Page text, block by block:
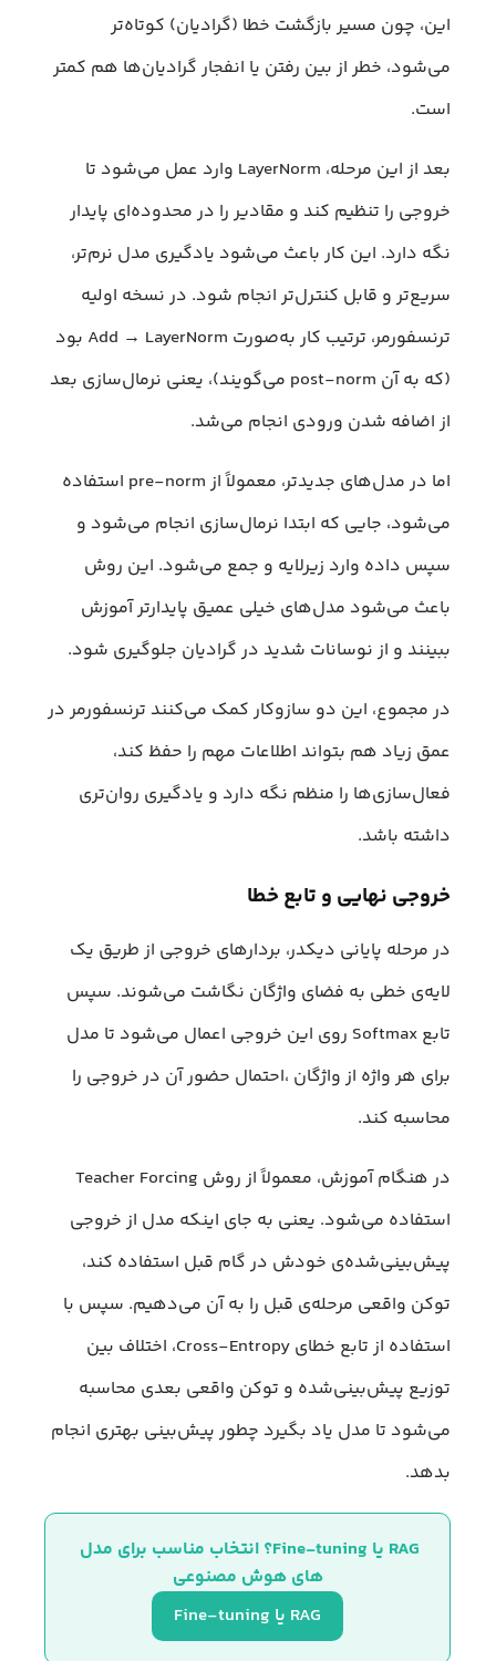
این، چون مسیر بازگشت خطا (گرادیان) کوتاه‌تر
می‌شود، خطر از بین رفتن یا انفجار گرادیان‌ها هم کمتر
است.
بعد از این مرحله، LayerNorm وارد عمل می‌شود تا
خروجی را تنظیم کند و مقادیر را در محدوده‌ای پایدار
نگه دارد. این کار باعث می‌شود یادگیری مدل نرم‌تر،
سریع‌تر و قابل کنترل‌تر انجام شود. در نسخه اولیه
ترنسفورمر، ترتیب کار به‌صورت Add → LayerNorm بود
(که به آن post-norm می‌گویند)، یعنی نرمال‌سازی بعد
از اضافه شدن ورودی انجام می‌شد.
اما در مدل‌های جدیدتر، معمولاً از pre-norm استفاده
می‌شود، جایی که ابتدا نرمال‌سازی انجام می‌شود و
سپس داده وارد زیر‌لایه و جمع می‌شود. این روش
باعث می‌شود مدل‌های خیلی عمیق پایدارتر آموزش
ببینند و از نوسانات شدید در گرادیان جلوگیری شود.
در مجموع، این دو سازوکار کمک می‌کنند ترنسفورمر در
عمق زیاد هم بتواند اطلاعات مهم را حفظ کند،
فعال‌سازی‌ها را منظم نگه دارد و یادگیری روان‌تری
داشته باشد.
خروجی نهایی و تابع خطا
در مرحله پایانی دیکدر، بردارهای خروجی از طریق یک
لایه‌ی خطی به فضای واژگان نگاشت می‌شوند. سپس
تابع Softmax روی این خروجی اعمال می‌شود تا مدل
برای هر واژه از واژگان ،احتمال حضور آن در خروجی را
محاسبه کند.
در هنگام آموزش، معمولاً از روش Teacher Forcing
استفاده می‌شود. یعنی به جای اینکه مدل از خروجی
پیش‌بینی‌شده‌ی خودش در گام قبل استفاده کند،
توکن واقعی مرحله‌ی قبل را به آن می‌دهیم. سپس با
استفاده از تابع خطای Cross-Entropy، اختلاف بین
توزیع پیش‌بینی‌شده و توکن واقعی بعدی محاسبه
می‌شود تا مدل یاد بگیرد چطور پیش‌بینی بهتری انجام
بدهد.
های هوش مصنوعی
RAG یا Fine-tuning